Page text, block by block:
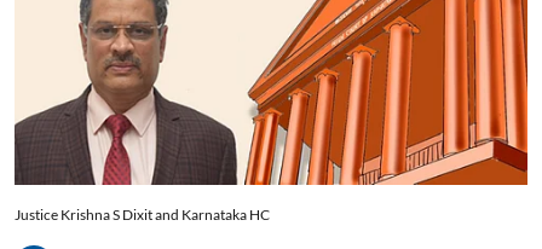
Justice Krishna S Dixit and Karnataka HC